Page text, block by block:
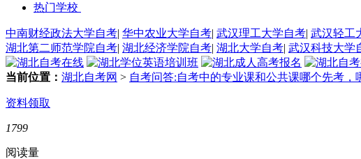
热门学校
中南财经政法大学自考| 华中农业大学自考| 武汉理工大学自考| 武汉轻工
湖北第二师范学院自考| 湖北经济学院自考| 湖北大学自考| 武汉科技大学
当前位置： 湖北自考网 > 自考问答:自考中的专业课和公共课哪个先考，
资料领取
1799
阅读量